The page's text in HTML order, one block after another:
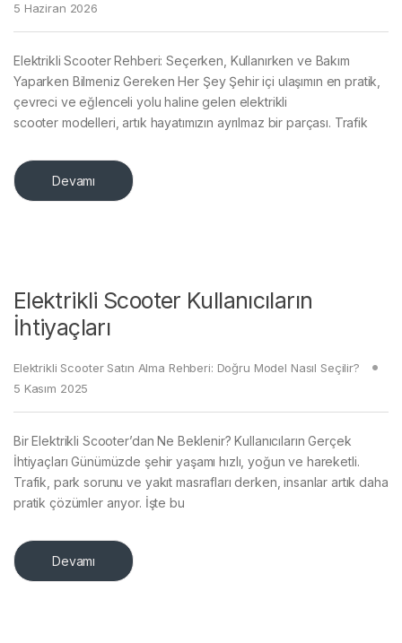
5 Haziran 2026
Elektrikli Scooter Rehberi: Seçerken, Kullanırken ve Bakım
Yaparken Bilmeniz Gereken Her Şey Şehir içi ulaşımın en pratik,
çevreci ve eğlenceli yolu haline gelen elektrikli
scooter modelleri, artık hayatımızın ayrılmaz bir parçası. Trafik
Devamı
Elektrikli Scooter Kullanıcıların
İhtiyaçları
Elektrikli Scooter Satın Alma Rehberi: Doğru Model Nasıl Seçilir?
5 Kasım 2025
Bir Elektrikli Scooter’dan Ne Beklenir? Kullanıcıların Gerçek
İhtiyaçları Günümüzde şehir yaşamı hızlı, yoğun ve hareketli.
Trafik, park sorunu ve yakıt masrafları derken, insanlar artık daha
pratik çözümler arıyor. İşte bu
Devamı